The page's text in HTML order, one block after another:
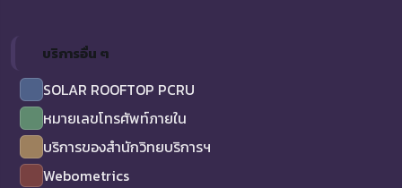
บริการอื่น ๆ
SOLAR ROOFTOP PCRU
หมายเลขโทรศัพท์ภายใน
บริการของสำนักวิทยบริการฯ
Webometrics